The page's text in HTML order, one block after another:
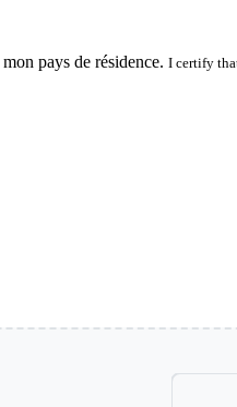
pays de résidence. I certify